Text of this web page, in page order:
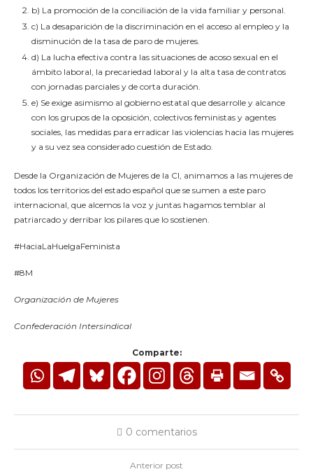
b) La promoción de la conciliación de la vida familiar y personal.
c) La desaparición de la discriminación en el acceso al empleo y la
disminución de la tasa de paro de mujeres.
d) La lucha efectiva contra las situaciones de acoso sexual en el
ámbito laboral, la precariedad laboral y la alta tasa de contratos
con jornadas parciales y de corta duración.
e) Se exige asimismo al gobierno estatal que desarrolle y alcance
con los grupos de la oposición, colectivos feministas y agentes
sociales, las medidas para erradicar las violencias hacia las mujeres
y a su vez sea considerado cuestión de Estado.
Desde la Organización de Mujeres de la CI, animamos a las mujeres de
todos los territorios del estado español que se sumen a este paro
internacional, que alcemos la voz y juntas hagamos temblar al
patriarcado y derribar los pilares que lo sostienen.
#HaciaLaHuelgaFeminista
#8M
Organización de Mujeres
Confederación Intersindical
Comparte:
0 comentarios
Anterior post